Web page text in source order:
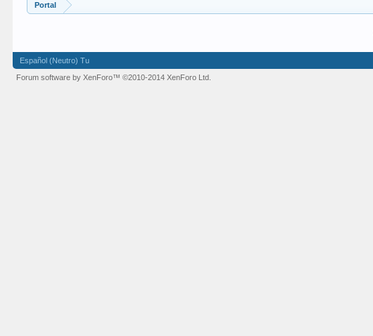
Portal
Español (Neutro) Tu
Forum software by XenForo™©2010-2014 XenForo Ltd.